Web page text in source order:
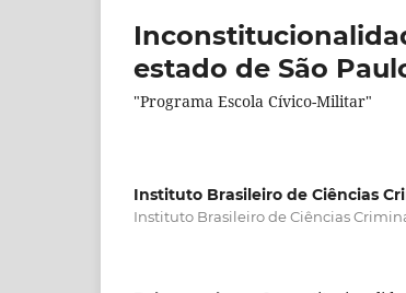
estado de São
"Programa Escola Cívico-Militar"
Instituto Brasileiro de Ciências
Instituto Brasileiro de Ciências